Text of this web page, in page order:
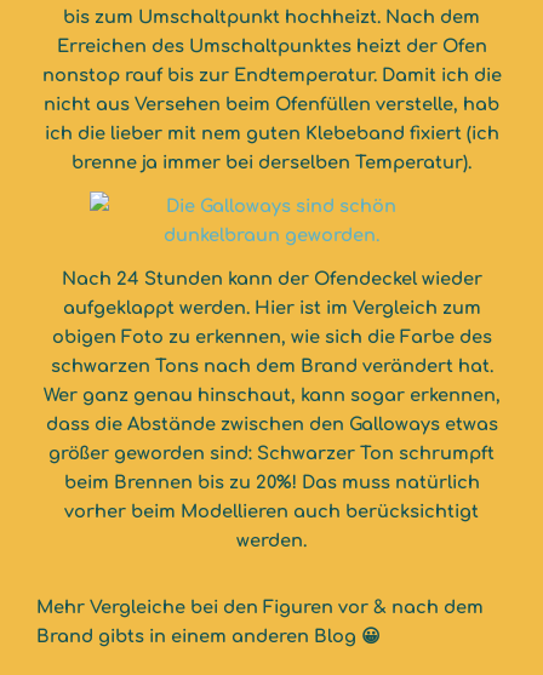
bis zum Umschaltpunkt hochheizt. Nach dem
Erreichen des Umschaltpunktes heizt der Ofen
nonstop rauf bis zur Endtemperatur. Damit ich die
nicht aus Versehen beim Ofenfüllen verstelle, hab
ich die lieber mit nem guten Klebeband fixiert (ich
brenne ja immer bei derselben Temperatur).
Nach 24 Stunden kann der Ofendeckel wieder
aufgeklappt werden. Hier ist im Vergleich zum
obigen Foto zu erkennen, wie sich die Farbe des
schwarzen Tons nach dem Brand verändert hat.
Wer ganz genau hinschaut, kann sogar erkennen,
dass die Abstände zwischen den Galloways etwas
größer geworden sind: Schwarzer Ton schrumpft
beim Brennen bis zu 20%! Das muss natürlich
vorher beim Modellieren auch berücksichtigt
werden.
Mehr Vergleiche bei den Figuren vor & nach dem
Brand gibts in einem anderen Blog 😀